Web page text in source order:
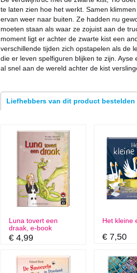
te laten zien hoe het werkt. Samen
ervan weer naar buiten. Ze hadden nu
moeten staan als waar ze zojuist aan de
moment ligt er achter de zwarte kist een
verschillende tijden zich opstapelen als de
die er leven spelfiguren blijken te zijn.
al snel aan de wereld achter de kist
Liefhebbers van dit product bestelden
Luna tovert een
draak, e-book
€ 4,99
Het kleine
€ 7,50